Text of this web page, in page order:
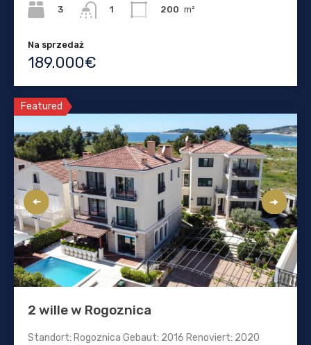
3
1
200 m²
Na sprzedaż
189.000€
Featured
2 wille w Rogoznica
Standort: Rogoznica Gebaut: 2016 Renoviert: 2020